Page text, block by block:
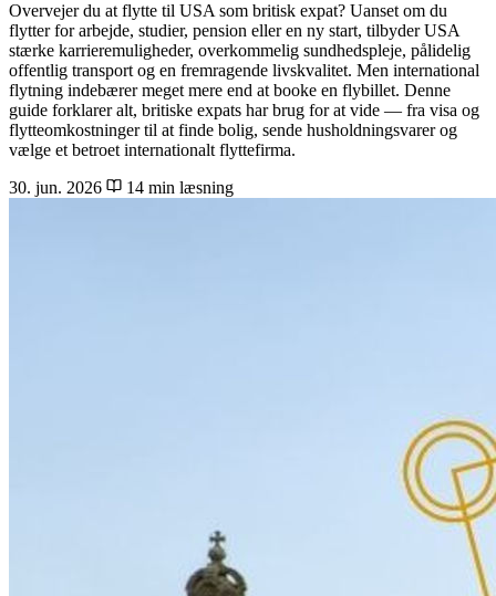
Overvejer du at flytte til USA som britisk expat? Uanset om du
flytter for arbejde, studier, pension eller en ny start, tilbyder USA
stærke karrieremuligheder, overkommelig sundhedspleje, pålidelig
offentlig transport og en fremragende livskvalitet. Men international
flytning indebærer meget mere end at booke en flybillet. Denne
guide forklarer alt, britiske expats har brug for at vide — fra visa og
flytteomkostninger til at finde bolig, sende husholdningsvarer og
vælge et betroet internationalt flyttefirma.
30. jun. 2026
14 min læsning